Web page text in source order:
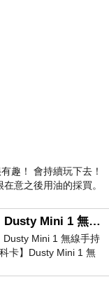
趣！ 會持續玩下去！
意之後用油的採買。
開箱｜【KOCA科卡】Dusty Mini 1 無線手持吸塵器
Dusty Mini 1 無線手持
卡】Dusty Mini 1 無
能吹兼具兩